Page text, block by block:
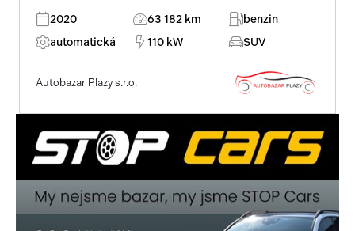
2020 63 182 km
benzin
automatická
110 kW SUV
Autobazar Plazy s.r.o.